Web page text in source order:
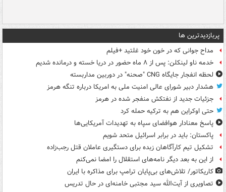
پربازدیدترین ها
مداح جوانی که در خون خود غلتید +فیلم
خدمه ناو لینکلن: پس از ۸ ماه حضور در دریا خسته و درمانده‌ شدیم
لحظه انفجار جایگاه CNG "صحنه" در دوربین مداربسته
هشدار دبیر شورای عالی امنیت ملی به امریکا درباره تنگه هرمز
جزئیات جدید از نفتکش منفجر شده در هرمز
حتی اوکراین هم به ترکیه حمله کرد
پاسخ معنادار هوافضای سپاه به تهدیدات آمریکایی‌ها
پاکستان: باید در برابر اسرائیل متحد شویم
تشکیل تیم کارآگاهان زبده برای دستگیری عاملان قتل رجب‌زاده
از این به بعد دیگر نامه‌های استقلال را امضا نمی‌کنم
کاریکاتور/ تلاش‌های بی‌پایان ترامپ برای مذاکره با ایران
تصاویری از آیت‌الله سید مجتبی خامنه‌ای در حال تدریس